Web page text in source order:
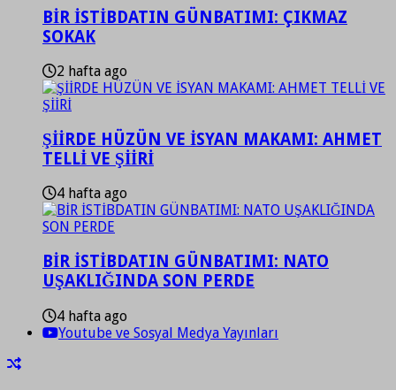
BİR İSTİBDATIN GÜNBATIMI: ÇIKMAZ
SOKAK
2 hafta ago
ŞİİRDE HÜZÜN VE İSYAN MAKAMI: AHMET
TELLİ VE ŞİİRİ
4 hafta ago
BİR İSTİBDATIN GÜNBATIMI: NATO
UŞAKLIĞINDA SON PERDE
4 hafta ago
Youtube ve Sosyal Medya Yayınları